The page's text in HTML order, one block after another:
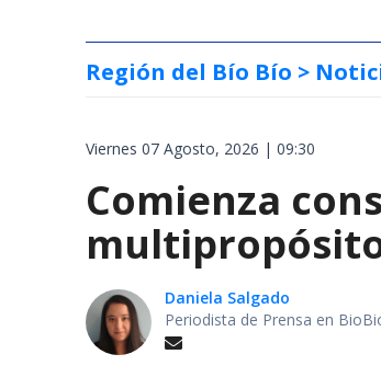
Región del Bío Bío >
Viernes 07 Agosto, 2026 | 09:30
Comienza
Daniela Salgado
Periodista de Prensa en